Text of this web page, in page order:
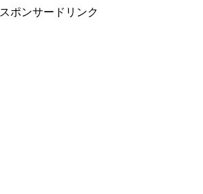
スポンサードリンク